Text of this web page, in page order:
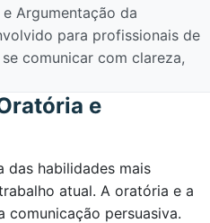
Argumentação da
para profissionais de
comunicar com clareza,
e
das habilidades mais
atual. A oratória e a
comunicação persuasiva.